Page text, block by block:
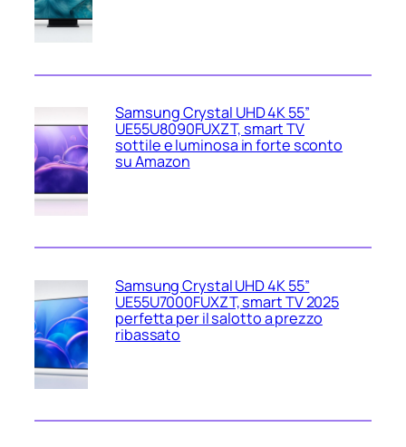
Samsung Crystal UHD 4K 55”
UE55U8090FUXZT, smart TV
sottile e luminosa in forte sconto
su Amazon
Samsung Crystal UHD 4K 55”
UE55U7000FUXZT, smart TV 2025
perfetta per il salotto a prezzo
ribassato